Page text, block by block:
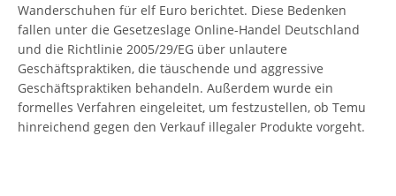
Wanderschuhen für elf Euro berichtet. Diese Bedenken
fallen unter die Gesetzeslage Online-Handel Deutschland
und die Richtlinie 2005/29/EG über unlautere
Geschäftspraktiken, die täuschende und aggressive
Geschäftspraktiken behandeln. Außerdem wurde ein
formelles Verfahren eingeleitet, um festzustellen, ob Temu
hinreichend gegen den Verkauf illegaler Produkte vorgeht.